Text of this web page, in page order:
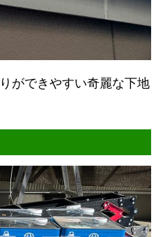
ができやすい奇麗な下地